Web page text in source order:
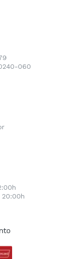
060
20:00h